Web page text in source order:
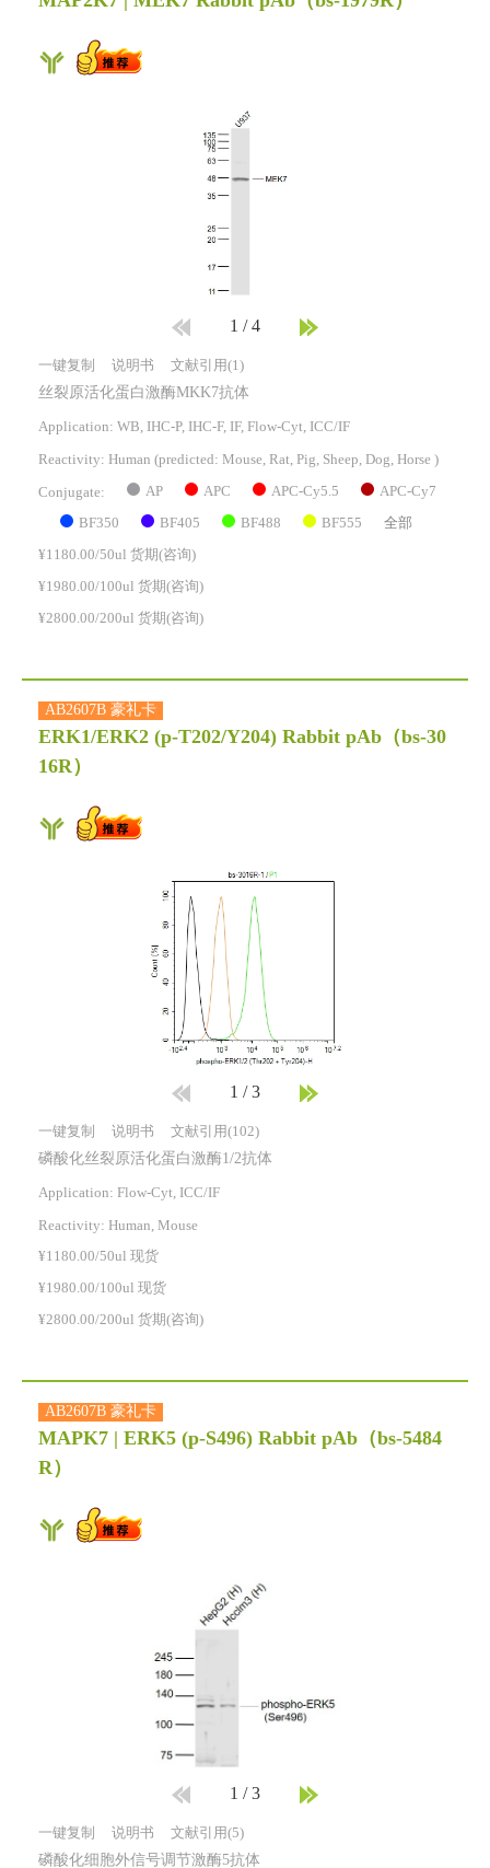
1 /4
一键复制 说明书 文献引用(1)
丝裂原活化蛋白激酶MKK7抗体
Application: WB, IHC-P, IHC-F, IF, Flow-Cyt, ICC/IF
Reactivity: Human (predicted: Mouse, Rat, Pig, Sheep, Dog, Horse )
Conjugate: AP APC APC-Cy5.5 APC-Cy7
BF350 BF405 BF488 BF555 全部
¥1180.00/50ul 货期(咨询)
¥1980.00/100ul 货期(咨询)
¥2800.00/200ul 货期(咨询)
AB2607B 豪礼卡
ERK1/ERK2 (p-T202/Y204) Rabbit pAb （bs-30
16R）
1 /3
一键复制 说明书 文献引用(102)
磷酸化丝裂原活化蛋白激酶1/2抗体
Application: Flow-Cyt, ICC/IF
Reactivity: Human, Mouse
¥1180.00/50ul 现货
¥1980.00/100ul 现货
¥2800.00/200ul 货期(咨询)
AB2607B 豪礼卡
MAPK7 | ERK5 (p-S496) Rabbit pAb （bs-5484
R）
1 /3
一键复制 说明书 文献引用(5)
磷酸化细胞外信号调节激酶5抗体